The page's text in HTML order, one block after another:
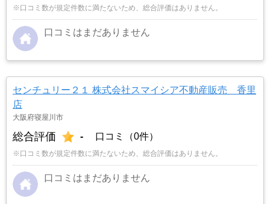
※口コミ数が規定件数に満たないため、総合評価はありません。
口コミはまだありません
センチュリー２１ 株式会社スマイシア不動産販売 香里
店
大阪府寝屋川市
総合評価 - 口コミ（0件）
※口コミ数が規定件数に満たないため、総合評価はありません。
口コミはまだありません